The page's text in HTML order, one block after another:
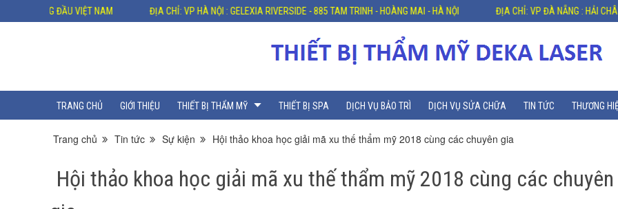
ĐỊA CHỈ: VP HÀ NỘI : GELEXIA RIVERSIDE - 885 TAM TRINH - HOÀNG MAI - HÀ NỘI ĐỊA CHỈ: VP ĐÀ NẴNG : HẢI CHÂU - ĐÀ NẴNG
TRANG CHỦ GIỚI THIỆU THIẾT BỊ THẨM MỸ THIẾT BỊ SPA DỊCH VỤ BẢO TRÌ DỊCH VỤ SỬA CHỮA TIN TỨC THƯƠNG
Trang chủ Tin tức Sự kiện Hội thảo khoa học giải mã xu thế thẩm mỹ 2018 cùng các chuyên gia
Hội thảo khoa học giải mã xu thế thẩm mỹ 2018 cùng các chuyên